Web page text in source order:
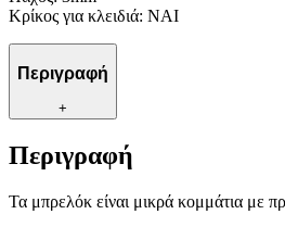
Κρίκος για κλειδιά: ΝΑΙ
Περιγραφή
+
Περιγραφή
Τα μπρελόκ είναι μικρά κομμάτια με